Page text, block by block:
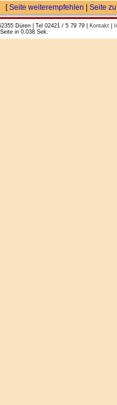
[Seite weiterempfehlen Seite
Düren | Tel 02421 / 5 79 79 | Kontakt|
in 0.038 Sek.